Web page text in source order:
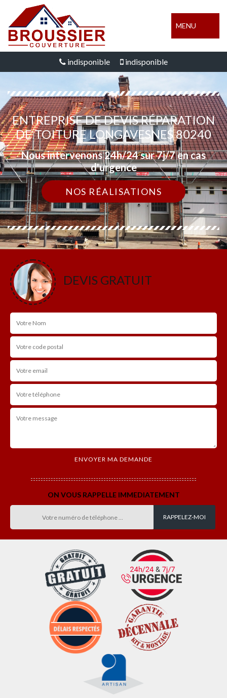
MENU
indisponible indisponible
ENTREPRISE DE DEVIS RÉPARATION
DE TOITURE LONGAVESNES 80240
Nous intervenons 24h/24 sur 7j/7 en cas
d'urgence
NOS RÉALISATIONS
DEVIS GRATUIT
ON VOUS RAPPELLE IMMEDIATEMENT